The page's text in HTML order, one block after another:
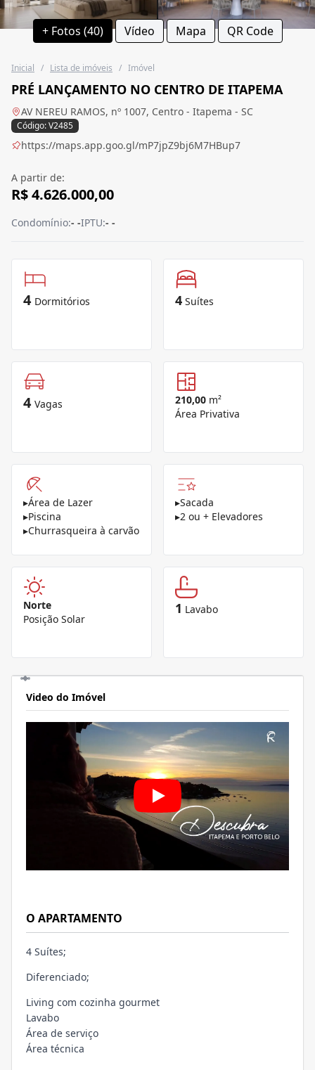
+ Fotos (40) Vídeo Mapa QR Code
Inicial / Lista de imóveis / Imóvel
PRÉ LANÇAMENTO NO CENTRO DE ITAPEMA
AV NEREU RAMOS, nº 1007, Centro - Itapema - SC
Código: V2485
https://maps.app.goo.gl/mP7jpZ9bj6M7HBup7
A partir de:
R$ 4.626.000,00
Condomínio:- -IPTU:- -
4 Dormitórios 4 Suítes
4 Vagas 210,00 m²
Área Privativa
▸Área de Lazer
▸Piscina
▸Churrasqueira à carvão
▸Sacada
▸2 ou + Elevadores
Norte
Posição Solar
1 Lavabo
Video do Imóvel
O APARTAMENTO
4 Suítes;
Diferenciado;
Living com cozinha gourmet
Lavabo
Área de serviço
Área técnica